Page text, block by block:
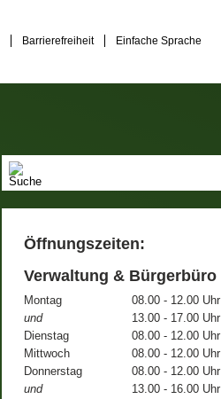
Barrierefreiheit Einfache Sprache
Öffnungszeiten:
Verwaltung & Bürgerbüro
Montag
08.00 - 12.00 Uhr
und
13.00 - 17.00 Uhr
Dienstag
08.00 - 12.00 Uhr
Mittwoch
08.00 - 12.00 Uhr
Donnerstag
08.00 - 12.00 Uhr
und
13.00 - 16.00 Uhr